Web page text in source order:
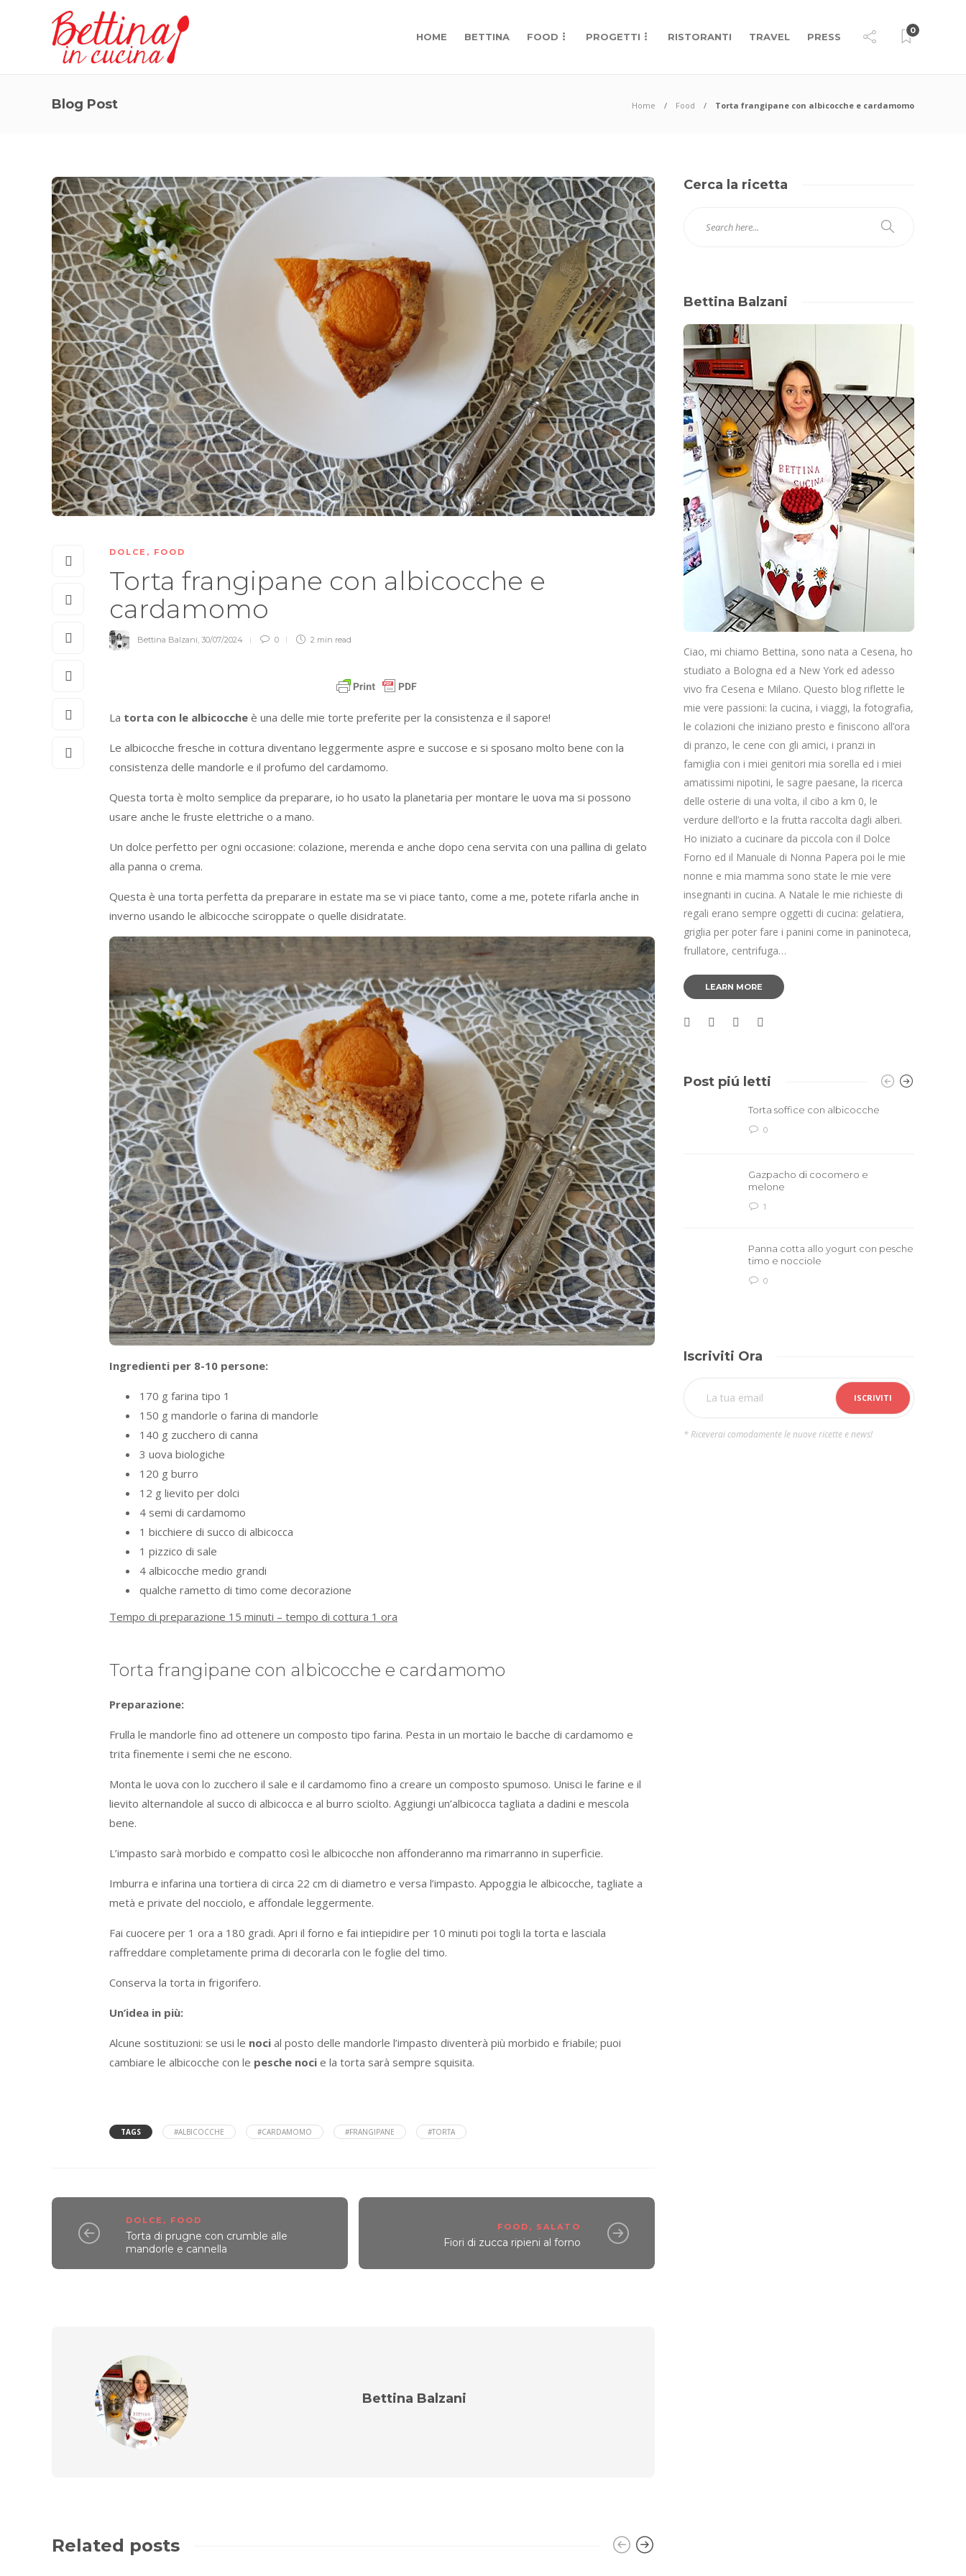
HOME BETTINA FOOD PROGETTI RISTORANTI TRAVEL PRESS
0
Blog Post Home Food Torta frangipane con albicocche e cardamomo
DOLCE , FOOD
Torta frangipane con albicocche e
cardamomo
Bettina Balzani, 30/07/2024 0 2 min read
La torta con le albicocche è una delle mie torte preferite per la consistenza e il sapore!
Le albicocche fresche in cottura diventano leggermente aspre e succose e si sposano molto bene con la
consistenza delle mandorle e il profumo del cardamomo.
Questa torta è molto semplice da preparare, io ho usato la planetaria per montare le uova ma si possono
usare anche le fruste elettriche o a mano.
Un dolce perfetto per ogni occasione: colazione, merenda e anche dopo cena servita con una pallina di gelato
alla panna o crema.
Questa è una torta perfetta da preparare in estate ma se vi piace tanto, come a me, potete rifarla anche in
inverno usando le albicocche sciroppate o quelle disidratate.
Ingredienti per 8-10 persone:
170 g farina tipo 1
150 g mandorle o farina di mandorle
140 g zucchero di canna
3 uova biologiche
120 g burro
12 g lievito per dolci
4 semi di cardamomo
1 bicchiere di succo di albicocca
1 pizzico di sale
4 albicocche medio grandi
qualche rametto di timo come decorazione
Tempo di preparazione 15 minuti – tempo di cottura 1 ora
Torta frangipane con albicocche e cardamomo
Preparazione:
Frulla le mandorle fino ad ottenere un composto tipo farina. Pesta in un mortaio le bacche di cardamomo e
trita finemente i semi che ne escono.
Monta le uova con lo zucchero il sale e il cardamomo fino a creare un composto spumoso. Unisci le farine e il
lievito alternandole al succo di albicocca e al burro sciolto. Aggiungi un’albicocca tagliata a dadini e mescola
bene.
L’impasto sarà morbido e compatto così le albicocche non affonderanno ma rimarranno in superficie.
Imburra e infarina una tortiera di circa 22 cm di diametro e versa l’impasto. Appoggia le albicocche, tagliate a
metà e private del nocciolo, e affondale leggermente.
Fai cuocere per 1 ora a 180 gradi. Apri il forno e fai intiepidire per 10 minuti poi togli la torta e lasciala
raffreddare completamente prima di decorarla con le foglie del timo.
Conserva la torta in frigorifero.
Un’idea in più:
Alcune sostituzioni: se usi le noci al posto delle mandorle l’impasto diventerà più morbido e friabile; puoi
cambiare le albicocche con le pesche noci e la torta sarà sempre squisita.
TAGS #ALBICOCCHE #CARDAMOMO #FRANGIPANE #TORTA
DOLCE , FOOD
Torta di prugne con crumble alle
mandorle e cannella
FOOD , SALATO
Fiori di zucca ripieni al forno
Bettina Balzani
Related posts
Cerca la ricetta
Bettina Balzani
Ciao, mi chiamo Bettina, sono nata a Cesena, ho
studiato a Bologna ed a New York ed adesso
vivo fra Cesena e Milano. Questo blog riflette le
mie vere passioni: la cucina, i viaggi, la fotografia,
le colazioni che iniziano presto e finiscono all’ora
di pranzo, le cene con gli amici, i pranzi in
famiglia con i miei genitori mia sorella ed i miei
amatissimi nipotini, le sagre paesane, la ricerca
delle osterie di una volta, il cibo a km 0, le
verdure dell’orto e la frutta raccolta dagli alberi.
Ho iniziato a cucinare da piccola con il Dolce
Forno ed il Manuale di Nonna Papera poi le mie
nonne e mia mamma sono state le mie vere
insegnanti in cucina. A Natale le mie richieste di
regali erano sempre oggetti di cucina: gelatiera,
griglia per poter fare i panini come in paninoteca,
frullatore, centrifuga…
LEARN MORE
Post piú letti
Torta soffice con albicocche
0
Gazpacho di cocomero e
melone
1
Panna cotta allo yogurt con pesche
timo e nocciole
0
Iscriviti Ora
* Riceverai comodamente le nuove ricette e news!